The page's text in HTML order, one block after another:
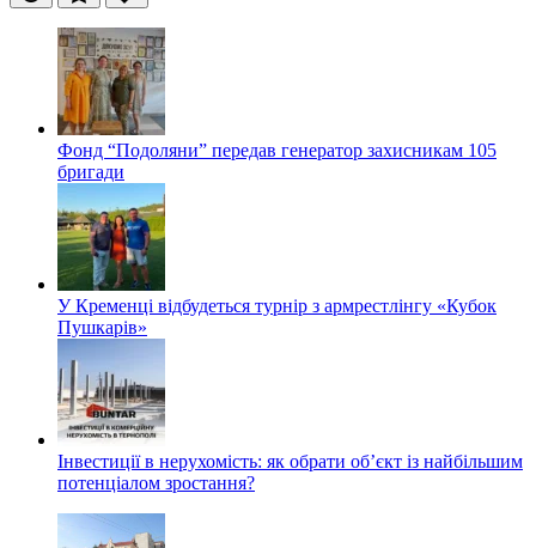
ОстанніПопулярні
Теги
Фонд “Подоляни” передав генератор захисникам 105
бригади
У Кременці відбудеться турнір з армрестлінгу «Кубок
Пушкарів»
Інвестиції в нерухомість: як обрати об’єкт із найбільшим
потенціалом зростання?